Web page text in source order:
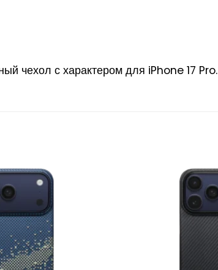
чехол с характером для iPhone 17 Pro.